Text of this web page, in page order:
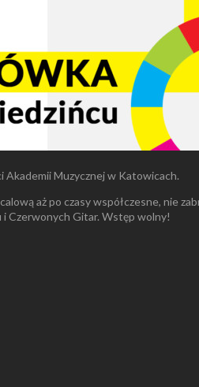
Muzycznej w Katowicach.
aż po czasy współczesne, nie
Czerwonych Gitar. Wstęp wolny!